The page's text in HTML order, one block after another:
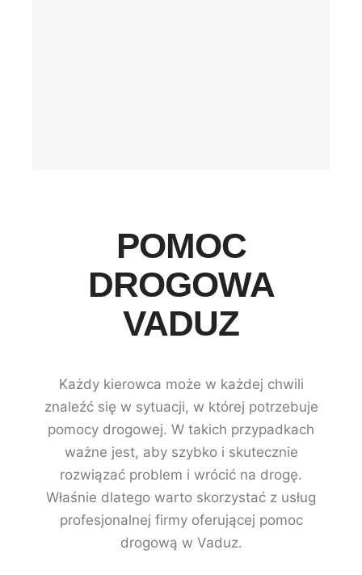
POMOC
DROGOWA
VADUZ
Każdy kierowca może w każdej chwili
znaleźć się w sytuacji, w której potrzebuje
pomocy drogowej. W takich przypadkach
ważne jest, aby szybko i skutecznie
rozwiązać problem i wrócić na drogę.
Właśnie dlatego warto skorzystać z usług
profesjonalnej firmy oferującej pomoc
drogową w Vaduz.